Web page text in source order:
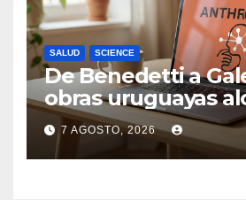
SALUD SCIENCE
De Benedetti a
obras uruguayas
por la demanda
US$ 1.500 millones
Anthropic
7 AGOSTO, 2026